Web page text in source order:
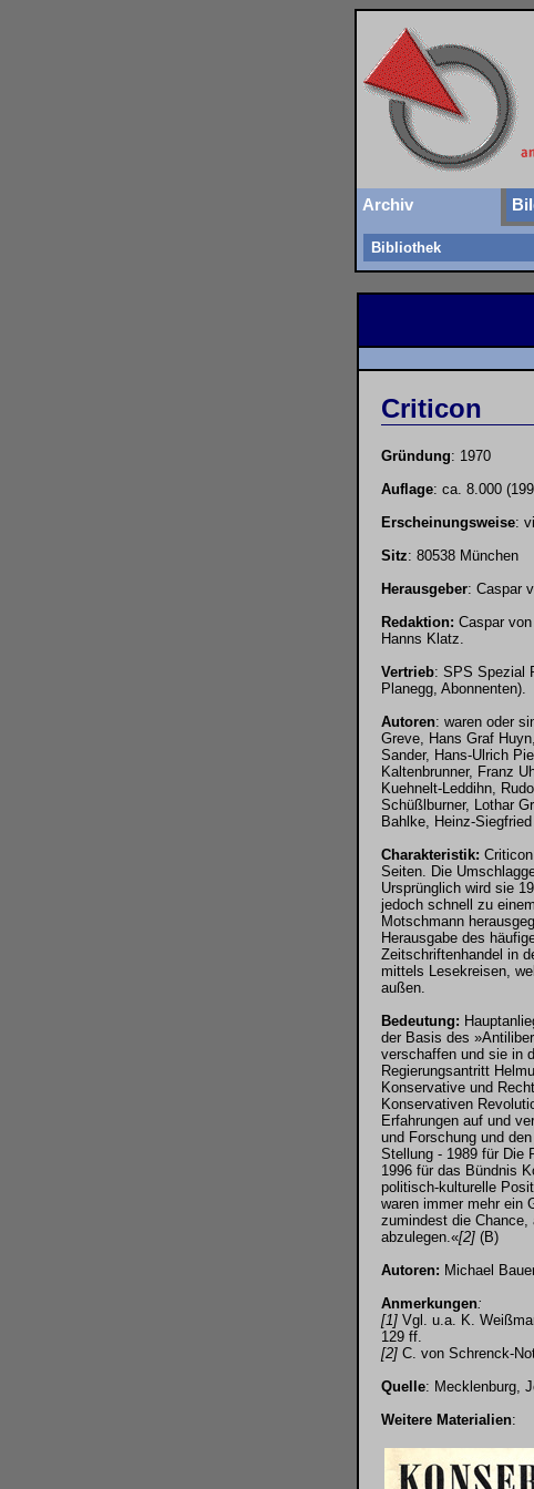
Archiv
Bibliothek
Criticon
Gründung: 1970
Auflage: ca. 8.000
Erscheinungsweise:
Sitz: 80538 München
Herausgeber: Caspar
Redaktion: Caspar
Hanns Klatz.
Vertrieb: SPS Spezial
Planegg, Abonnenten).
Autoren: waren oder
Greve, Hans Graf
Sander, Hans-Ulrich
Kaltenbrunner, Franz
Kuehnelt-Leddihn,
Schüßlburner, Lothar
Bahlke, Heinz-
Charakteristik:
Seiten. Die
Ursprünglich wird sie
jedoch schnell zu
Motschmann
Herausgabe des
Zeitschriftenhandel in
mittels Lesekreisen,
außen.
Bedeutung:
der Basis des
verschaffen und sie in
Regierungsantritt
Konservative und
Konservativen
Erfahrungen auf und
und Forschung und
Stellung - 1989 für Die
1996 für das Bündnis
politisch-kulturelle
waren immer mehr ein
zumindest die Chance,
abzulegen.«[2] (B)
Autoren: Michael
Anmerkungen:
[1] Vgl. u.a. K.
129 ff.
[2] C. von Schrenck-
Quelle: Mecklenburg,
Weitere Materialien: